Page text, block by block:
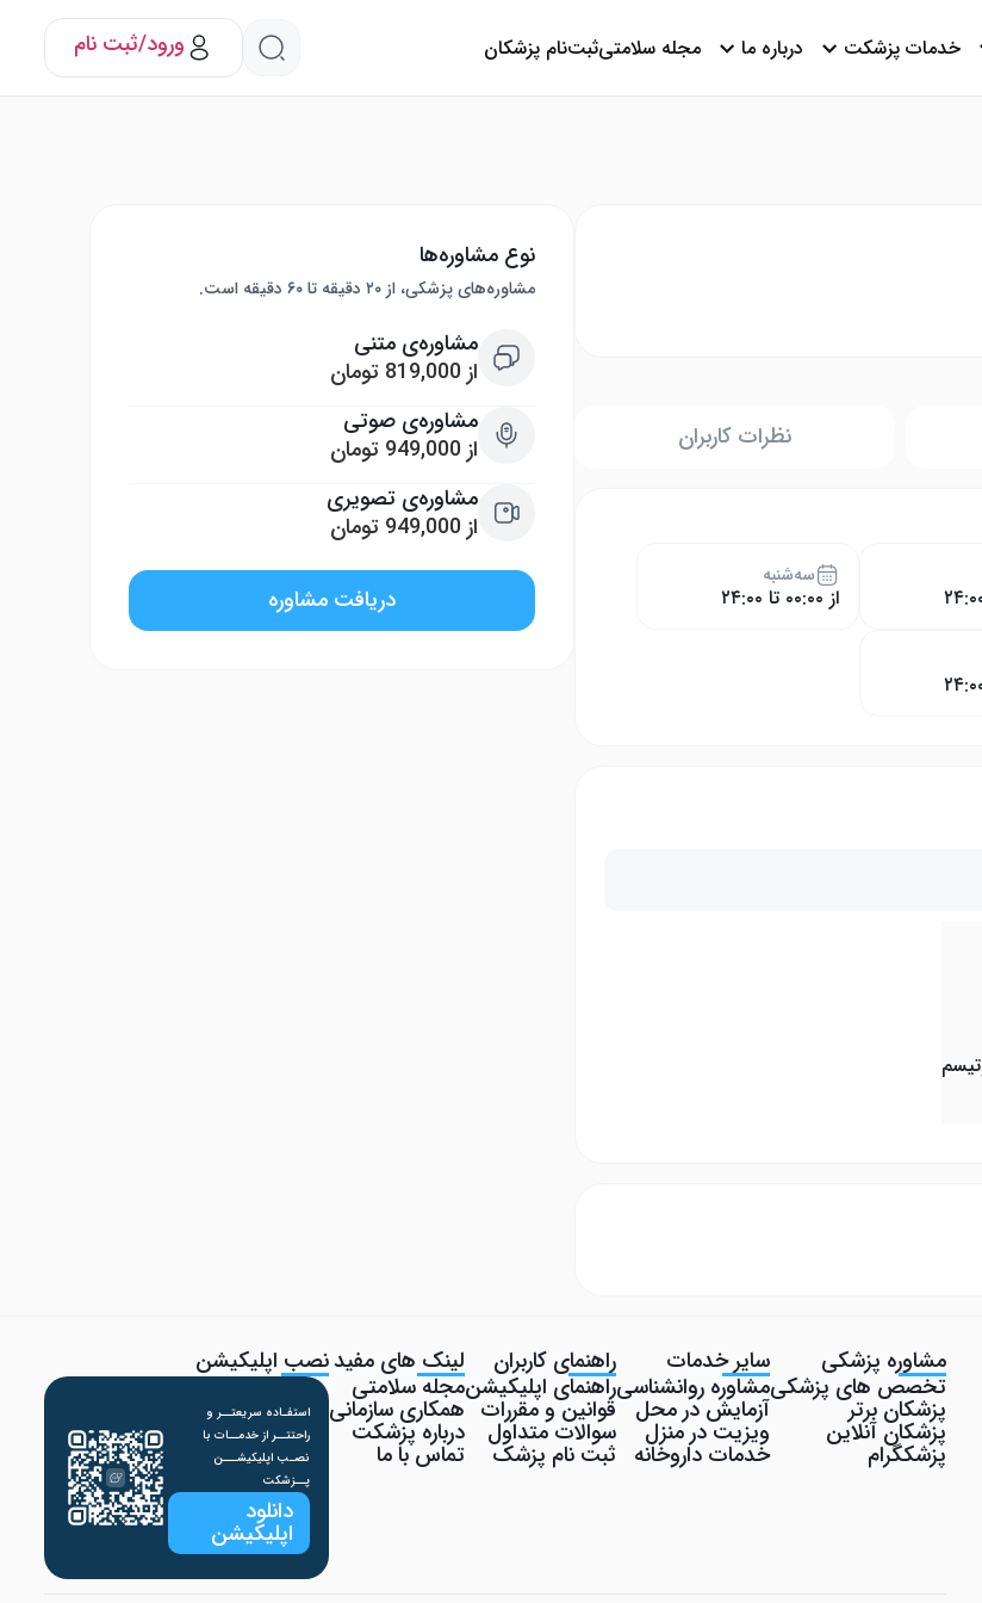
خدمات پزشکت درباره ما مجله سلامتیثبت‌نام پزشکان ورود/ثبت نام
نظرات کاربران
سه‌شنبه
از ۰۰:۰۰ تا ۲۴:۰۰
نوع مشاوره‌ها
مشاوره‌های پزشکی، از ۲۰ دقیقه تا ۶۰ دقیقه است.
مشاوره‌ی متنی
از 819,000 تومان
مشاوره‌ی صوتی
از 949,000 تومان
مشاوره‌ی تصویری
از 949,000 تومان
دریافت مشاوره
مشاوره پزشکی
تخصص های پزشکی
پزشکان برتر
پزشکان آنلاین
پزشکگرام
سایر خدمات
مشاوره روانشناسی
آزمایش در محل
ویزیت در منزل
خدمات داروخانه
راهنمای کاربران
راهنمای اپلیکیشن
قوانین و مقررات
سوالات متداول
ثبت نام پزشک
لینک های مفید
مجله سلامتی
همکاری سازمانی
درباره پزشکت
تماس با ما
نصب اپلیکیشن
استفـاده سریعتــر و
راحتتــر از خدمــات با
نصـب اپلیکیشـــن
پــزشکت
دانلود
اپلیکیشن